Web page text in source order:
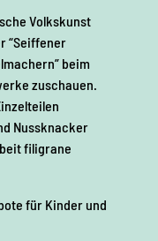
Volkskunst
“Seiffener
beim
zuschauen.
Nussknacker
filigrane
für Kinder und